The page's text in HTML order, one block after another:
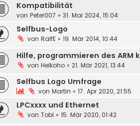
Kompatibilität
von Peter007 » 31. Mai 2024, 15:04
Selfbus-Logo
von RalfE » 19. Mär 2014, 10:44
Hilfe, programmieren des ARM
von Heikoho » 21. Mär 2021, 13:44
Selfbus Logo Umfrage
von Martin » 17. Apr 2020, 21:55
LPCxxxx und Ethernet
von Tobi » 15. Mär 2020, 01:42